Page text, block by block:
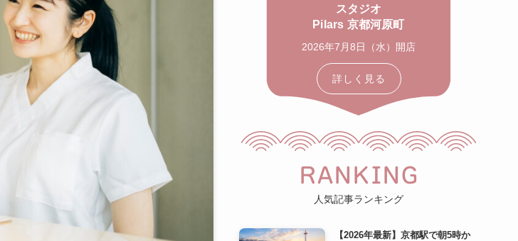
スタジオ
Pilars 京都河原町
2026年7月8日（水）開店
詳しく見る
RANKING
人気記事ランキング
【2026年最新】京都駅で朝5時か